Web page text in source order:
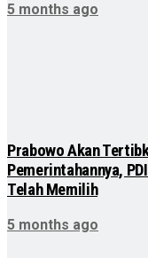
5 months ago
Prabowo Akan
Pemerintahannya,
Telah Memilih
5 months ago